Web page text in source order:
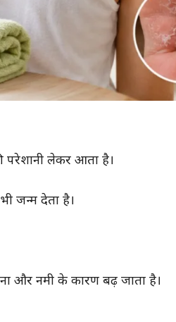
लेकर आता है।
जन्म देता है।
और नमी के कारण बढ़ जाता है।